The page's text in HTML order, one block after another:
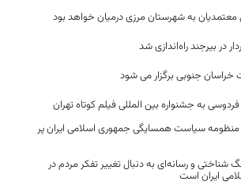
به شهرستان مرزی درمیان خواهد بود
در بیرجند راه‌اندازی شد
خراسان جنوبی برگزار می شود
به جشنواره بین المللی فیلم کوتاه تهران
سیاست همسایگی جمهوری اسلامی ایران پر
شناختی و رسانه‌ای به دنبال تغییر تفکر مردم در
ایران است